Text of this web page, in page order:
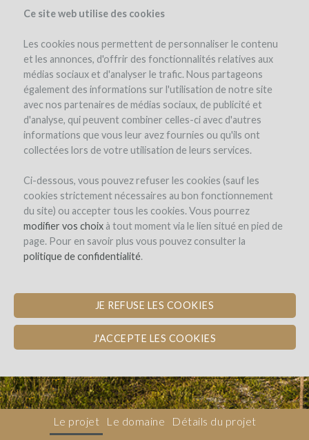
Ce site web utilise des cookies
Les cookies nous permettent de personnaliser le contenu
et les annonces, d'offrir des fonctionnalités relatives aux
médias sociaux et d'analyser le trafic. Nous partageons
également des informations sur l'utilisation de notre site
avec nos partenaires de médias sociaux, de publicité et
d'analyse, qui peuvent combiner celles-ci avec d'autres
informations que vous leur avez fournies ou qu'ils ont
collectées lors de votre utilisation de leurs services.
Ci-dessous, vous pouvez refuser les cookies (sauf les
cookies strictement nécessaires au bon fonctionnement
du site) ou accepter tous les cookies. Vous pourrez
modifier vos choixà tout moment via le lien situé en pied de
page. Pour en savoir plus vous pouvez consulter la
politique de confidentialité.
JE REFUSE LES COOKIES
J'ACCEPTE LES COOKIES
Domaine de Saint-Géry
CONSTRUCTION D'UN CHAI
D'ÉLEVAGE EN PIERRE POUR UN
VIGNOBLE EN AGRO-ÉCOLOGIE
Sud-Ouest REMBOURSEMENT EN NATURE
Le projet Le domaine
Détails du projet